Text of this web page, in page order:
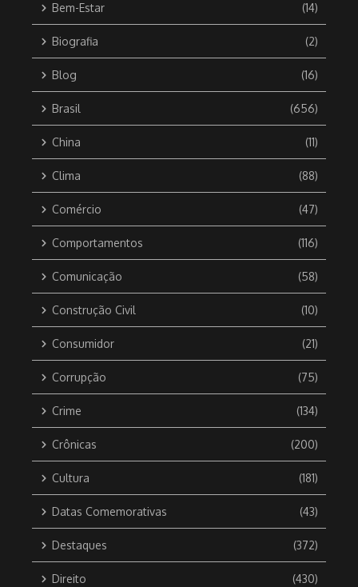
Bem-Estar (14)
Biografia (2)
Blog (16)
Brasil (656)
China (11)
Clima (88)
Comércio (47)
Comportamentos (116)
Comunicação (58)
Construção Civil (10)
Consumidor (21)
Corrupção (75)
Crime (134)
Crônicas (200)
Cultura (181)
Datas Comemorativas (43)
Destaques (372)
Direito (430)